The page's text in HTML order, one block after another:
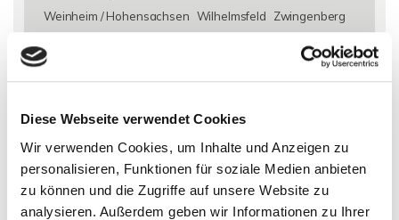
Diese Webseite verwendet Cookies
Wir verwenden Cookies, um Inhalte und Anzeigen zu
personalisieren, Funktionen für soziale Medien anbieten
zu können und die Zugriffe auf unsere Website zu
analysieren. Außerdem geben wir Informationen zu Ihrer
Weinheim / Hohensachsen Wilhelmsfeld Zwingenberg
Eigentumswohnungen Alsbach-Hähnlein
Eigentumswohnung
Alsbach-Hähnlein
Immo Alsbach-Hähnlein
Wohnungen
Alsbach-Hähnlein
Wohnung Alsbach-Hähnlein
kaufen
Alsbach-Hähnlein
Immobilienkauf Alsbach-Hähnlein